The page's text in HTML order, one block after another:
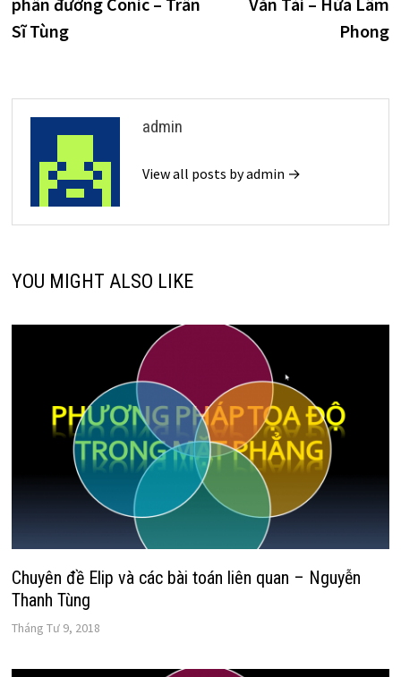
viết
Sĩ Tùng
Phong
admin
View all posts by admin →
YOU MIGHT ALSO LIKE
Chuyên đề Elip và các bài toán liên quan – Nguyễn
Thanh Tùng
Tháng Tư 9, 2018